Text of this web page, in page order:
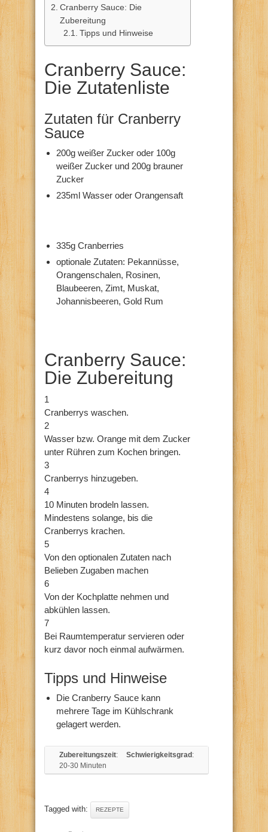
Cranberry Sauce: Die
Zubereitung
Tipps und Hinweise
Cranberry Sauce:
Die Zutatenliste
Zutaten für Cranberry
Sauce
200g weißer Zucker oder 100g
weißer Zucker und 200g brauner
Zucker
235ml Wasser oder Orangensaft
335g Cranberries
optionale Zutaten: Pekannüsse,
Orangenschalen, Rosinen,
Blaubeeren, Zimt, Muskat,
Johannisbeeren, Gold Rum
Cranberry Sauce:
Die Zubereitung
1
Cranberrys waschen.
2
Wasser bzw. Orange mit dem Zucker
unter Rühren zum Kochen bringen.
3
Cranberrys hinzugeben.
4
10 Minuten brodeln lassen.
Mindestens solange, bis die
Cranberrys krachen.
5
Von den optionalen Zutaten nach
Belieben Zugaben machen
6
Von der Kochplatte nehmen und
abkühlen lassen.
7
Bei Raumtemperatur servieren oder
kurz davor noch einmal aufwärmen.
Tipps und Hinweise
Die Cranberry Sauce kann
mehrere Tage im Kühlschrank
gelagert werden.
Zubereitungszeit:
20-30 Minuten
Schwierigkeitsgrad:
Tagged with: REZEPTE